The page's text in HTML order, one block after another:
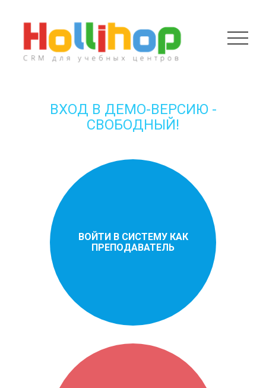
ВХОД В ДЕМО-ВЕРСИЮ -
СВОБОДНЫЙ!
ВОЙТИ В СИСТЕМУ КАК
ПРЕПОДАВАТЕЛЬ